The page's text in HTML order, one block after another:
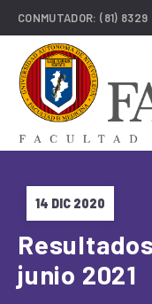
CONMUTADOR:(81)
14 DIC 2020
junio 2021